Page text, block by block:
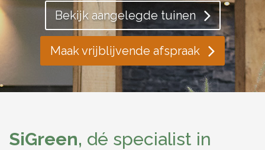
a
Bekijk aangelegde tuinen
Maak vrijblijvende afspraak
SiGreen, dé specialist in